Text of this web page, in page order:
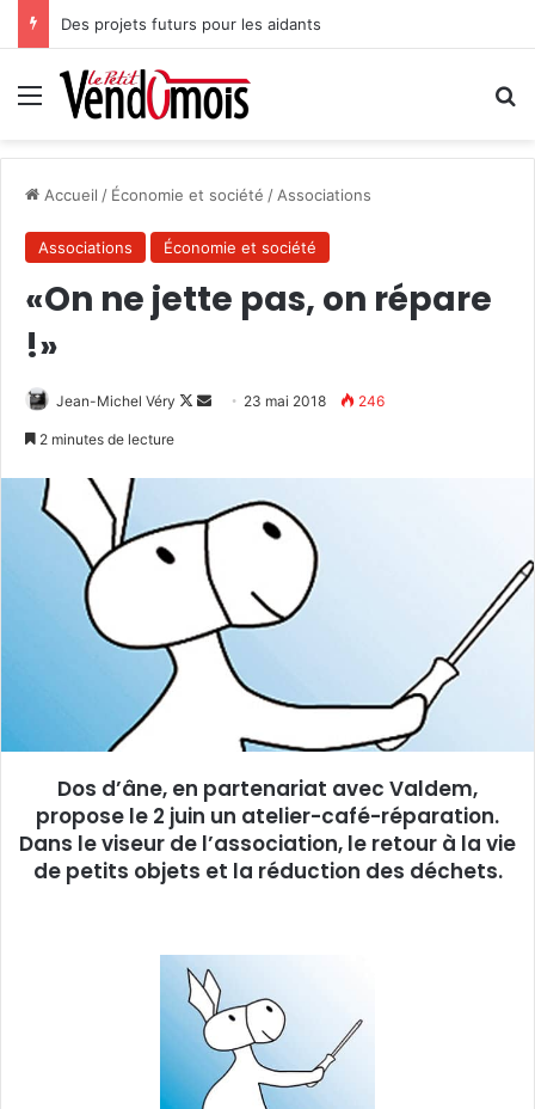
Des projets futurs pour les aidants
Menu
Accueil / Économie et société / Associations
Associations Économie et société
«On ne jette pas, on répare
!»
Jean-Michel Véry
F
o
X
y
r
u
n
23 mai 2018 246
2 minutes de lecture
Dos d’âne, en partenariat avec Valdem,
propose le 2 juin un atelier-café-réparation.
Dans le viseur de l’association, le retour à la vie
de petits objets et la réduction des déchets.